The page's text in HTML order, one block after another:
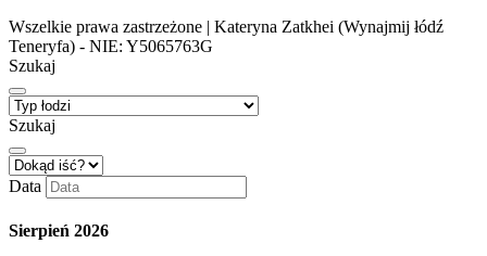
Wszelkie prawa zastrzeżone | Kateryna Zatkhei (Wynajmij łódź
Teneryfa) - NIE: Y5065763G
Szukaj
Szukaj
Data
Sierpień 2026